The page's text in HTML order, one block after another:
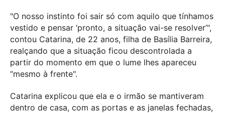
"O nosso instinto foi sair só com aquilo que tínhamos
vestido e pensar ‘pronto, a situação vai-se resolver’",
contou Catarina, de 22 anos, filha de Basília Barreira,
realçando que a situação ficou descontrolada a
partir do momento em que o lume lhes apareceu
“mesmo à frente".
Catarina explicou que ela e o irmão se mantiveram
dentro de casa, com as portas e as janelas fechadas,